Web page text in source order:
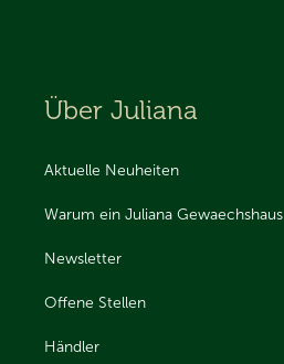
Über Juliana
Aktuelle Neuheiten
Warum ein Juliana Gewaechshaus
Newsletter
Offene Stellen
Händler